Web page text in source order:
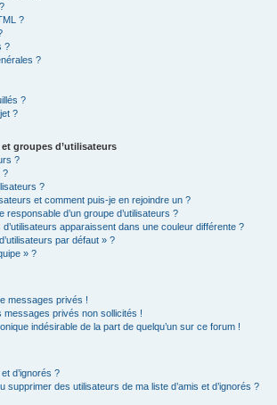
?
?
?
?
?
groupes d’utilisateurs
?
?
?
et comment puis-je en rejoindre un ?
responsable d’un groupe d’utilisateurs ?
apparaissent dans une couleur différente ?
par défaut » ?
» ?
messages privés !
privés non sollicités !
indésirable de la part de quelqu’un sur ce forum !
d’ignorés ?
supprimer des utilisateurs de ma liste d’amis et d’ignorés ?